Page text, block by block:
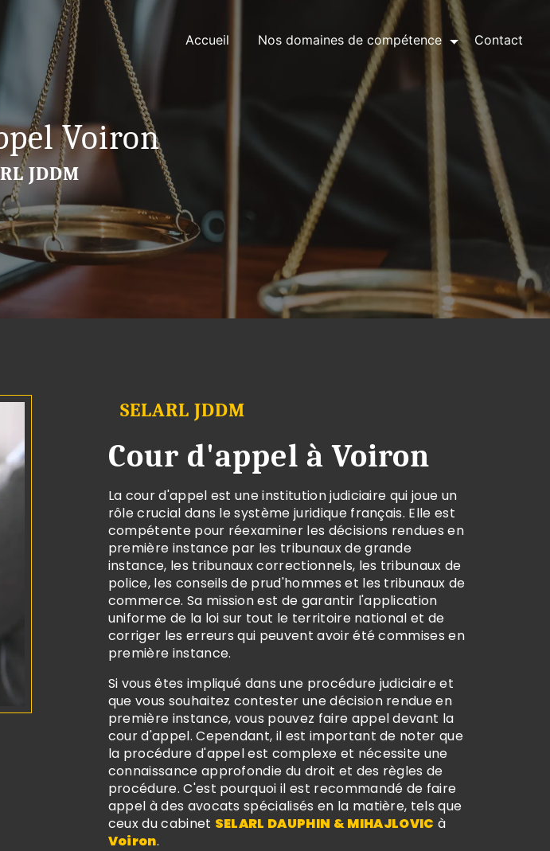
Accueil Nos domaines de compétence Contact
Voiron
JDDM
SELARL JDDM
Cour d'appel à Voiron
La cour d'appel est une institution judiciaire qui joue un
rôle crucial dans le système juridique français. Elle est
compétente pour réexaminer les décisions rendues en
première instance par les tribunaux de grande
instance, les tribunaux correctionnels, les tribunaux de
police, les conseils de prud'hommes et les tribunaux de
commerce. Sa mission est de garantir l'application
uniforme de la loi sur tout le territoire national et de
corriger les erreurs qui peuvent avoir été commises en
première instance.
Si vous êtes impliqué dans une procédure judiciaire et
que vous souhaitez contester une décision rendue en
première instance, vous pouvez faire appel devant la
cour d'appel. Cependant, il est important de noter que
la procédure d'appel est complexe et nécessite une
connaissance approfondie du droit et des règles de
procédure. C'est pourquoi il est recommandé de faire
appel à des avocats spécialisés en la matière, tels que
ceux du cabinet SELARL DAUPHIN & MIHAJLOVIC à
Voiron.